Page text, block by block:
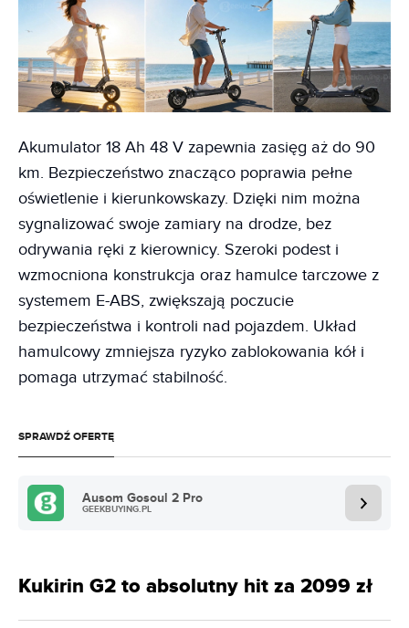
Akumulator 18 Ah 48 V zapewnia zasięg aż do 90
km. Bezpieczeństwo znacząco poprawia pełne
oświetlenie i kierunkowskazy. Dzięki nim można
sygnalizować swoje zamiary na drodze, bez
odrywania ręki z kierownicy. Szeroki podest i
wzmocniona konstrukcja oraz hamulce tarczowe z
systemem E-ABS, zwiększają poczucie
bezpieczeństwa i kontroli nad pojazdem. Układ
hamulcowy zmniejsza ryzyko zablokowania kół i
pomaga utrzymać stabilność.
SPRAWDŹ OFERTĘ
Ausom Gosoul 2 Pro
GEEKBUYING.PL
Kukirin G2 to absolutny hit za 2099 zł